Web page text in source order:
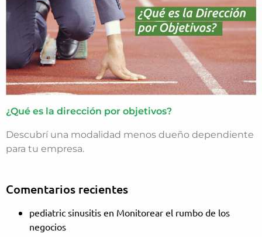
¿Qué es la dirección por objetivos?
Descubrí una modalidad menos dueño dependiente
para tu empresa.
Comentarios recientes
pediatric sinusitis en Monitorear el rumbo de los
negocios